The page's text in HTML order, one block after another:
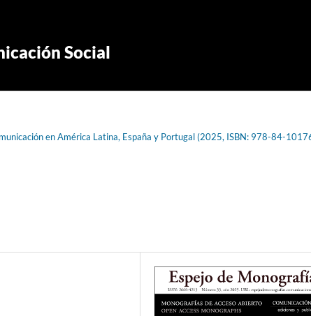
Social
en América Latina, España y Portugal (2025, ISBN: 978-84-